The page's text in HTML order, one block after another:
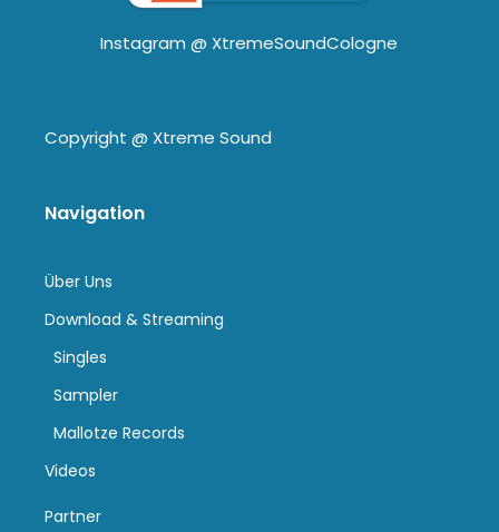
Instagram @ XtremeSoundCologne
Copyright @ Xtreme Sound
Navigation
Über Uns
Download & Streaming
Singles
Sampler
Mallotze Records
Videos
Partner